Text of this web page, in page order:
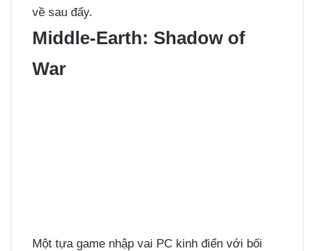
về sau đấy.
Middle-Earth: Shadow of
War
Một tựa game nhập vai PC kinh điển với bối